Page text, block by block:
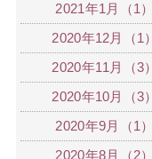
2021年1月（1）
2020年12月（1）
2020年11月（3）
2020年10月（3）
2020年9月（1）
2020年8月（2）